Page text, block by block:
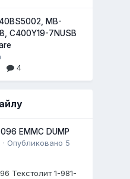
MB-
C400Y19-7NUSB
4
EMMC DUMP
· Опубликовано 5
Текстолит 1-981-